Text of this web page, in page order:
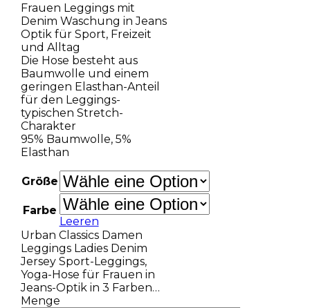
Frauen Leggings mit
Denim Waschung in Jeans
Optik für Sport, Freizeit
und Alltag
Die Hose besteht aus
Baumwolle und einem
geringen Elasthan-Anteil
für den Leggings-
typischen Stretch-
Charakter
95% Baumwolle, 5%
Elasthan
Größe
Farbe
Leeren
Urban Classics Damen
Leggings Ladies Denim
Jersey Sport-Leggings,
Yoga-Hose für Frauen in
Jeans-Optik in 3 Farben…
Menge